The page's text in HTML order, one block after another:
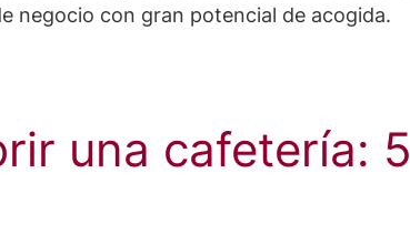
negocio con gran potencial de acogida.
una cafetería: 5